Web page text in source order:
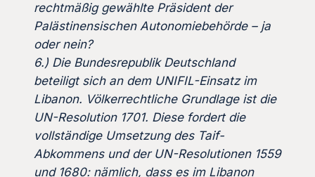
rechtmäßig gewählte Präsident der
Palästinensischen Autonomiebehörde – ja
oder nein?
6.) Die Bundesrepublik Deutschland
beteiligt sich an dem UNIFIL-Einsatz im
Libanon. Völkerrechtliche Grundlage ist die
UN-Resolution 1701. Diese fordert die
vollständige Umsetzung des Taif-
Abkommens und der UN-Resolutionen 1559
und 1680: nämlich, dass es im Libanon